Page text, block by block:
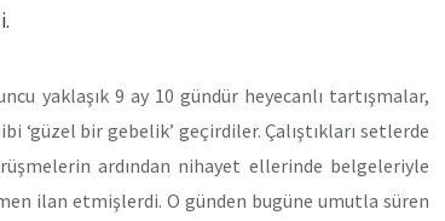
yaklaşık 9 ay 10 gündür heyecanlı tartışmalar,
‘güzel bir gebelik’ geçirdiler. Çalıştıkları setlerde
ardından nihayet ellerinde belgeleriyle
ilan etmişlerdi. O günden bugüne umutla süren